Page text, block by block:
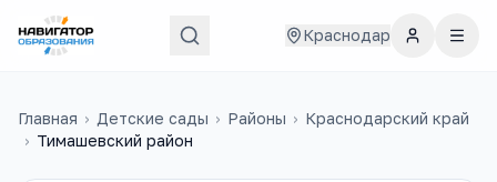
Краснодар
Главная › Детские сады › Районы › Краснодарский край
› Тимашевский район